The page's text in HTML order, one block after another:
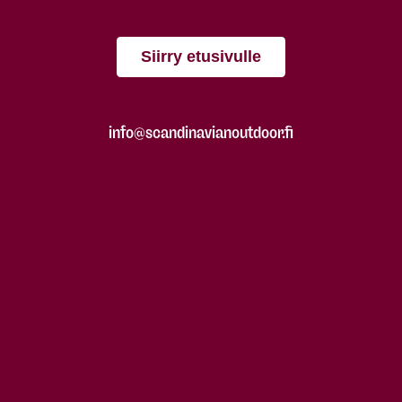
Siirry etusivulle
info@scandinavianoutdoor.fi